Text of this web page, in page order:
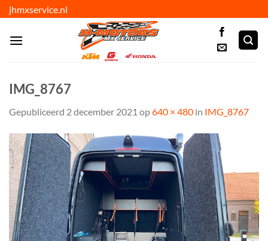
Ga
naar
inhoud
jhmxservice.nl
IMG_8767
Gepubliceerd 2 december 2021 op640 × 480 in IMG_8767